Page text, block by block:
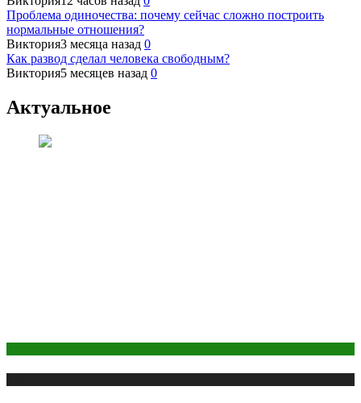
Проблема одиночества: почему сейчас сложно построить
нормальные отношения?
Виктория3 месяца назад 0
Как развод сделал человека свободным?
Виктория5 месяцев назад 0
Актуальное